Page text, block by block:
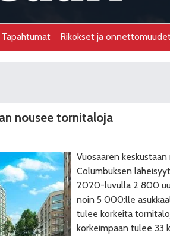
Tapahtumat Rikokset ja
nousee tornitaloja
Vuosaaren
Columbuksen
2020-luvulla 2 800
noin 5 000:lle
tulee korkeita
korkeimpaan tulee 33